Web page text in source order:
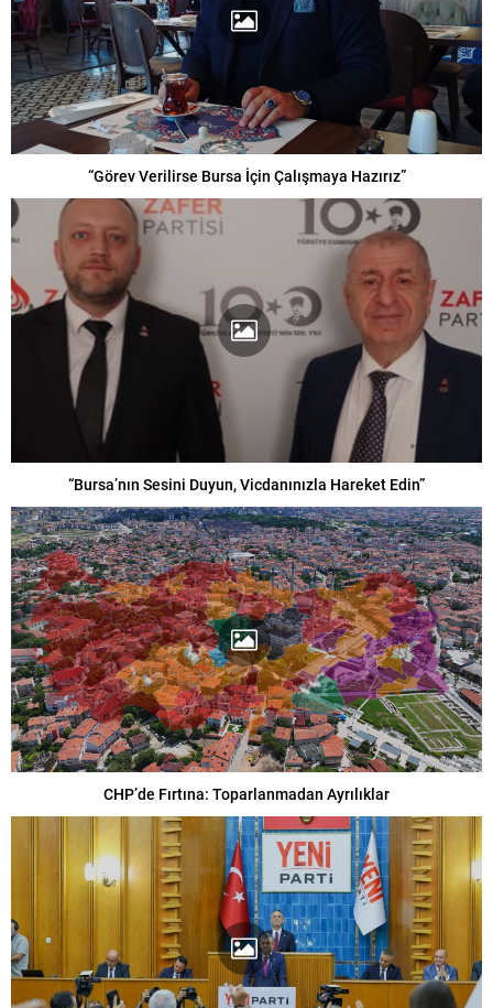
“Görev Verilirse Bursa İçin Çalışmaya Hazırız”
“Bursa’nın Sesini Duyun, Vicdanınızla Hareket Edin”
CHP’de Fırtına: Toparlanmadan Ayrılıklar